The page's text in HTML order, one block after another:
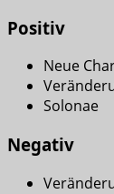
Positiv
Neue
Solonae
Negativ